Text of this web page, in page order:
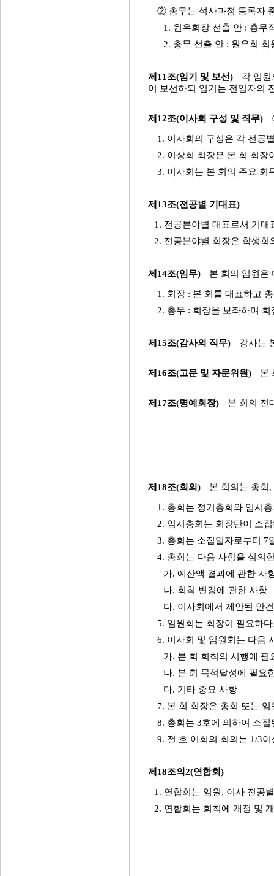
② 총무는 석사과정 등록자
1. 원우회장 선출 안 : 총무
2. 총무 선출 안 : 원우회
제11조(임기 및 보선)
각 임
어 보선하되 임기는 전임자의
제12조(이사회 구성 및 직무)
1. 이사회의 구성은 각 전공
2. 이상회 회장은 본 회 회장
3. 이사회는 본 회의 주요 회
제13조(전공별 기대표)
1. 전공분야별 대표로서 기대
2. 전공분야별 회장은 학생
제14조(임무) 본 회의 임원은
1. 회장 : 본 회를 대표하고
2. 총무 : 회장을 보좌하며
제15조(감사의 직무) 강사는
제16조(고문 및 자문위원) 본
제17조(명예회장) 본 회의 전
제18조(회의) 본 회의는 총회
1. 총회는 정기총회와 임시
2. 임시총회는 회장단이 소
3. 총회는 소집일자로부터 7
4. 총회는 다음 사항을 심의
가. 예산액 결과에 관한 사
나. 회칙 변경에 관한 사항
다. 이사회에서 제안된 안
5. 임원회는 회장이 필요하
6. 이사회 및 임원회는 다음
가. 본 회 회칙의 시행에
나. 본 회 목적달성에 필요
다. 기타 중요 사항
7. 본 회 회장은 총회 또는
8. 총회는 3호에 의하여 소
9. 전 호 이회의 회의는 1/3
제18조의2(연합회)
1. 연합회는 임원, 이사 전공
2. 연합회는 회칙에 개정 및